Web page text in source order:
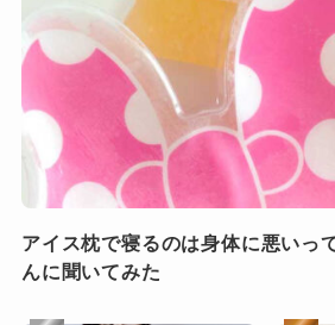
アイス枕で寝るのは身体に悪いっ
んに聞いてみた